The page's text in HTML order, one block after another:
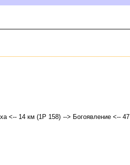
<-- 14 км (1Р 158) --> Богоявление <-- 47